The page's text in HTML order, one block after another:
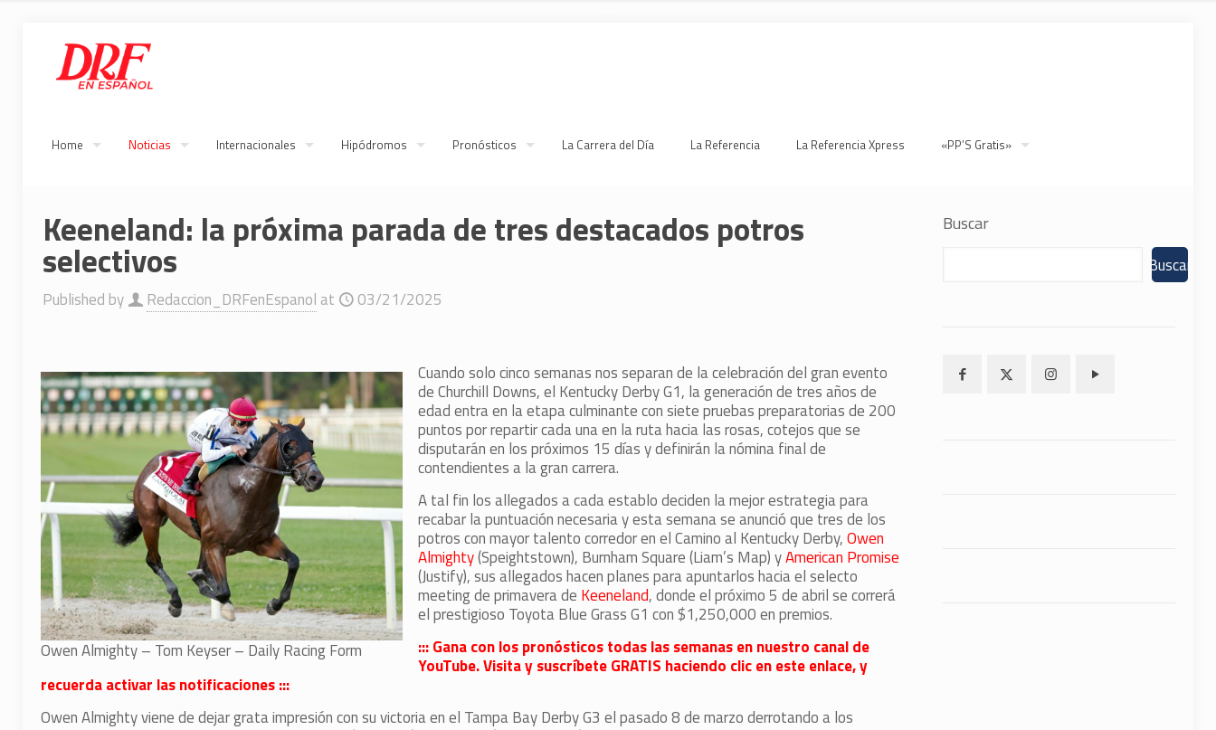
Home Noticias Internacionales Hipódromos Pronósticos La Carrera del Día La Referencia La Referencia Xpress «PP’S Gratis»
Keeneland: la próxima parada de tres destacados potros
selectivos
Published by Redaccion_DRFenEspanol at 03/21/2025
Owen Almighty – Tom Keyser – Daily Racing Form
Cuando solo cinco semanas nos separan de la celebración del gran evento
de Churchill Downs, el Kentucky Derby G1, la generación de tres años de
edad entra en la etapa culminante con siete pruebas preparatorias de 200
puntos por repartir cada una en la ruta hacia las rosas, cotejos que se
disputarán en los próximos 15 días y definirán la nómina final de
contendientes a la gran carrera.
A tal fin los allegados a cada establo deciden la mejor estrategia para
recabar la puntuación necesaria y esta semana se anunció que tres de los
potros con mayor talento corredor en el Camino al Kentucky Derby,Owen
Almighty(Speightstown), Burnham Square (Liam’s Map) yAmerican Promise
(Justify), sus allegados hacen planes para apuntarlos hacia el selecto
meeting de primavera de Keeneland, donde el próximo 5 de abril se correrá
el prestigioso Toyota Blue Grass G1 con $1,250,000 en premios.
::: Gana con los pronósticos todas las semanas en nuestro canal de
YouTube. Visita y suscríbete GRATIS haciendo clic en este enlace, y
recuerda activar las notificaciones :::
Owen Almighty viene de dejar grata impresión con su victoria en el Tampa Bay Derby G3 el pasado 8 de marzo derrotando a los
Buscar
Buscar